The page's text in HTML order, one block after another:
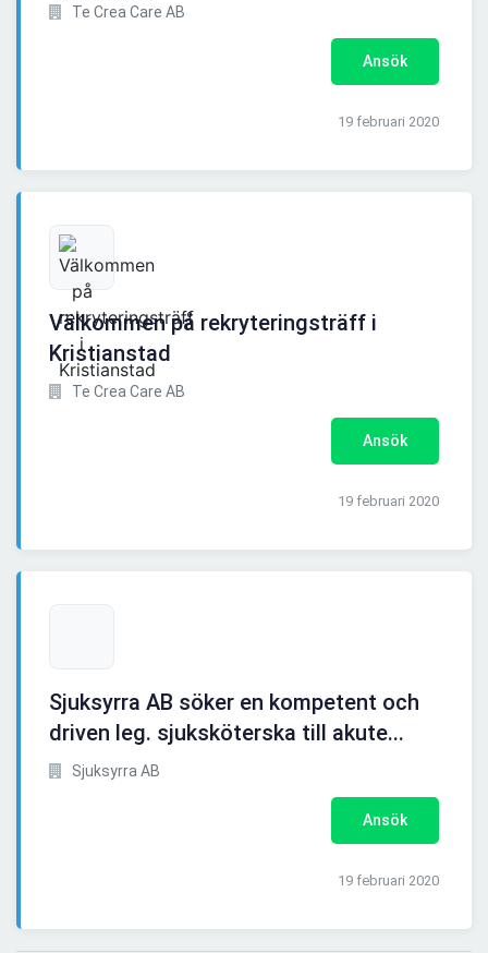
Te Crea Care AB
Ansök
19 februari 2020
Välkommen på rekryteringsträff i
Kristianstad
Te Crea Care AB
Ansök
19 februari 2020
Sjuksyrra AB söker en kompetent och
driven leg. sjuksköterska till akute...
Sjuksyrra AB
Ansök
19 februari 2020